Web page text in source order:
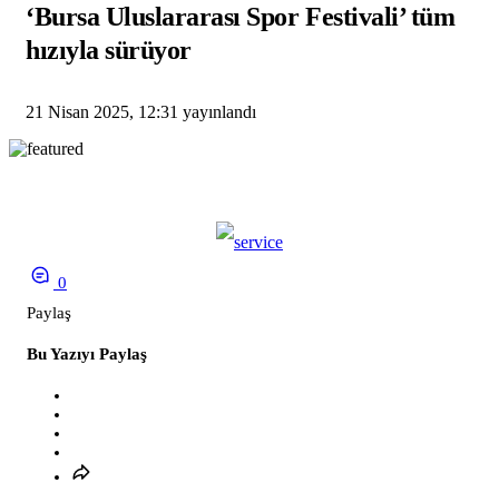
‘Bursa Uluslararası Spor Festivali’ tüm
hızıyla sürüyor
21 Nisan 2025, 12:31 yayınlandı
0
Paylaş
Bu Yazıyı Paylaş